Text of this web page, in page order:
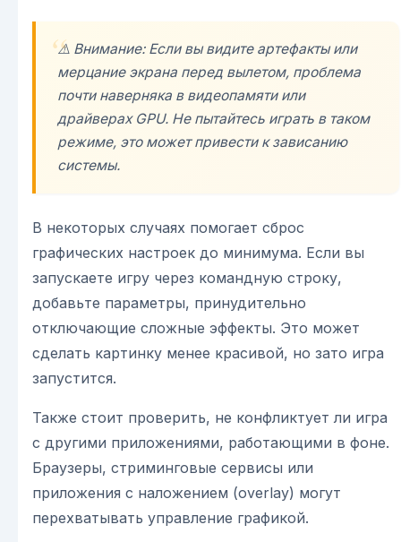
⚠️ Внимание: Если вы видите артефакты или
мерцание экрана перед вылетом, проблема
почти наверняка в видеопамяти или
драйверах GPU. Не пытайтесь играть в таком
режиме, это может привести к зависанию
системы.
В некоторых случаях помогает сброс
графических настроек до минимума. Если вы
запускаете игру через командную строку,
добавьте параметры, принудительно
отключающие сложные эффекты. Это может
сделать картинку менее красивой, но зато игра
запустится.
Также стоит проверить, не конфликтует ли игра
с другими приложениями, работающими в фоне.
Браузеры, стриминговые сервисы или
приложения с наложением (overlay) могут
перехватывать управление графикой.